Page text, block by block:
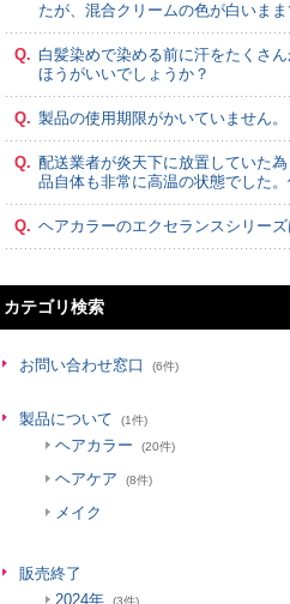
たが、混合クリームの色が白いま
Q. 白髪染めで染める前に汗をたくさ
ほうがいいでしょうか？
Q. 製品の使用期限がかいていません。
Q. 配送業者が炎天下に放置していた
品自体も非常に高温の状態でした。
Q. ヘアカラーのエクセランスシリー
カテゴリ検索
お問い合わせ窓口 (6件)
製品について (1件)
ヘアカラー (20件)
ヘアケア (8件)
メイク
販売終了
2024年
(3件)